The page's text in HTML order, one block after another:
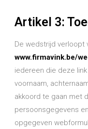
Artikel 3:
De wedstrijd verloopt
www.firmavink.be/
iedereen die deze
voornaam,
akkoord te gaan met
persoonsgegevens
opgegeven